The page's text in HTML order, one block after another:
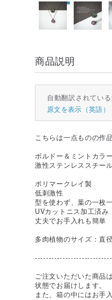
商品説明
自動翻訳されてい
原文を表示（英語）
こちらは一点ものの作
ボルドー＆ミントカラ
激性ステンレススチール
ポリマークレイ製
低刺激性
型を使わず、葉の一枚
UVカットニス加工済み
丈夫でお手入れも簡単
多肉植物のサイズ：直
ご注文いただいた商品
状態でお届けします。
また、箱の中にはお手